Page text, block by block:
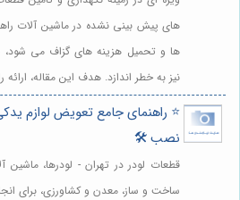
های پیش بینی نشده در ماشین آلات
ها و تحمیل هزینه های گزاف می شود،
نیز به خطر اندازد. هدف این مقاله، ارائه
⭐️ راهنمای جامع تعویض لوازم
نصب 🛠️
قطعات لودر در تهران - لودرها،
ساخت و ساز، معدن و کشاورزی، برای